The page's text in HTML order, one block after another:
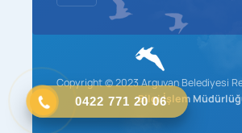
0422 771 20 06
Copyright © 2023 Arguvan Belediyesi
Bilgi İşlem